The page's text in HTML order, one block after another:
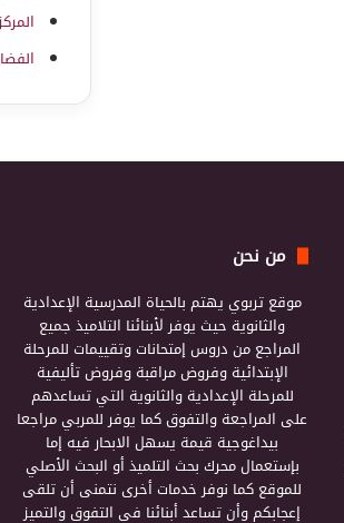
من نحن
موقع تربوي يهتم بالحياة المدرسية الإعدادية
والثانوية حيث يوفر لأبنائنا التلاميذ جميع
المراجع من دروس إمتحانات وتقييمات للمرحلة
الإبتدائية وفروض مراقبة وفروض تأليفية
للمرحلة الإعدادية والثانوية التي تساعدهم
على المراجعة والتفوق كما يوفر للمربي مراجعا
بيداغوجية قيمة يسهل الابحار فيه إما
بإستعمال محرك بحث التلميذ أو البحث الأصلي
للموقع كما نوفر خدمات أخرى نتمنى أن تلقى
إعجابكم وأن تساعد أبنائنا في التفوق والتميز